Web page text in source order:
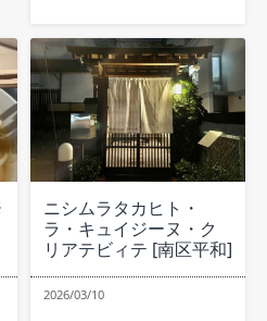
ニシムラタカヒト・
ラ・キュイジーヌ・ク
リアテビィテ [南区平和]
2026/03/10